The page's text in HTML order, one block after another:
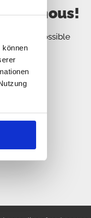
können
nous!
plus tôt possible